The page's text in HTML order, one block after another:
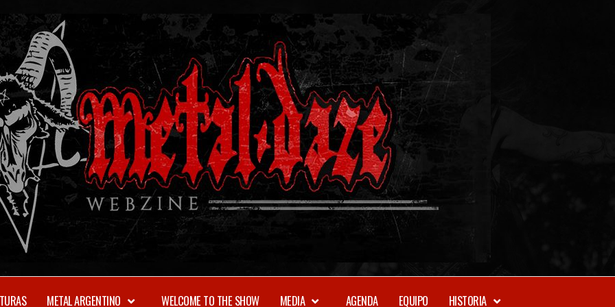
METAL ARGENTINO WELCOME TO THE SHOW MEDIA AGENDA EQUIPO HISTORIA